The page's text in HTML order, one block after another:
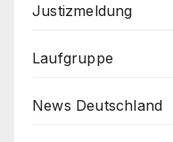
Justizmeldung
Laufgruppe
News Deutschland